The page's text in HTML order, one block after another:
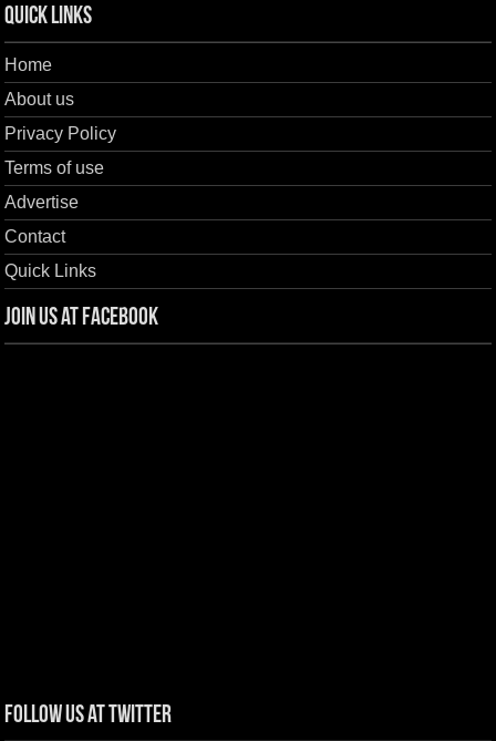
Quick Links
Home
About us
Privacy Policy
Terms of use
Advertise
Contact
Quick Links
Join us at Facebook
Follow us at Twitter